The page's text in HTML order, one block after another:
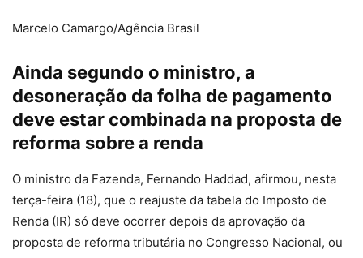
Marcelo Camargo/Agência Brasil
Ainda segundo o ministro, a
desoneração da folha de pagamento
deve estar combinada na proposta de
reforma sobre a renda
O ministro da Fazenda, Fernando Haddad, afirmou, nesta
terça-feira (18), que o reajuste da tabela do Imposto de
Renda (IR) só deve ocorrer depois da aprovação da
proposta de reforma tributária no Congresso Nacional, ou